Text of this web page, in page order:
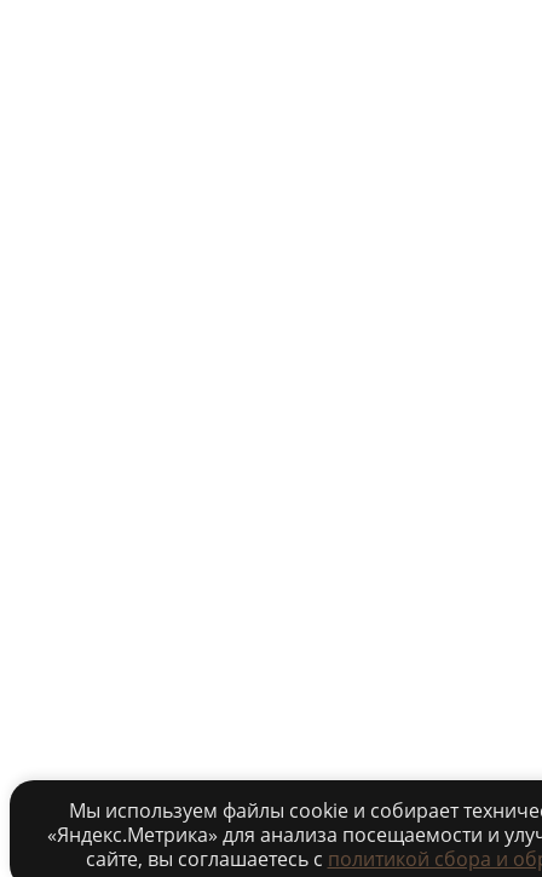
Мы используем файлы cookie и собирает
«Яндекс.Метрика» для анализа посещаемости и
сайте, вы соглашаетесь c политикой сбора и